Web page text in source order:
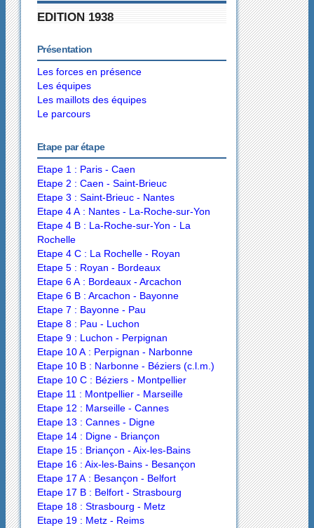
EDITION 1938
Présentation
Les forces en présence
Les équipes
Les maillots des équipes
Le parcours
Etape par étape
Etape 1 : Paris - Caen
Etape 2 : Caen - Saint-Brieuc
Etape 3 : Saint-Brieuc - Nantes
Etape 4 A : Nantes - La-Roche-sur-Yon
Etape 4 B : La-Roche-sur-Yon - La
Rochelle
Etape 4 C : La Rochelle - Royan
Etape 5 : Royan - Bordeaux
Etape 6 A : Bordeaux - Arcachon
Etape 6 B : Arcachon - Bayonne
Etape 7 : Bayonne - Pau
Etape 8 : Pau - Luchon
Etape 9 : Luchon - Perpignan
Etape 10 A : Perpignan - Narbonne
Etape 10 B : Narbonne - Béziers (c.l.m.)
Etape 10 C : Béziers - Montpellier
Etape 11 : Montpellier - Marseille
Etape 12 : Marseille - Cannes
Etape 13 : Cannes - Digne
Etape 14 : Digne - Briançon
Etape 15 : Briançon - Aix-les-Bains
Etape 16 : Aix-les-Bains - Besançon
Etape 17 A : Besançon - Belfort
Etape 17 B : Belfort - Strasbourg
Etape 18 : Strasbourg - Metz
Etape 19 : Metz - Reims